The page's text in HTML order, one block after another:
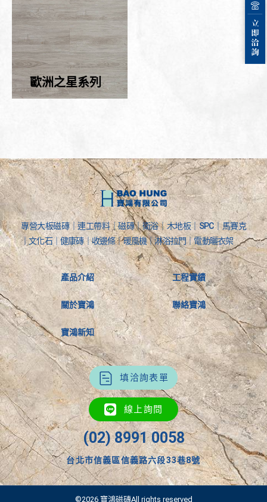
歐洲之星系列
專營大板磁磚｜連工帶料｜磁磚｜衛浴｜木地板｜SPC｜馬賽克
｜文化石｜健康磚｜收邊條｜暖風機｜淋浴拉門｜電動曬衣架
產品介紹
關於寶鴻
寶鴻新知
工程實績
聯絡寶鴻
填洽詢表單
線上詢問
(02) 8991 0058
台北市信義區信義路六段33巷8號
©2026 寶鴻磁磚All rights reserved